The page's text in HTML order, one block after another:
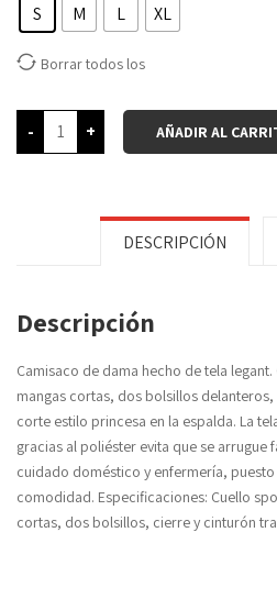
S M L XL
Borrar todos los
- + AÑADIR AL
DESCRIPCIÓN
Descripción
Camisaco de dama hecho de tela
mangas cortas, dos bolsillos
corte estilo princesa en la espalda. La
gracias al poliéster evita que se arrugue
cuidado doméstico y enfermería,
comodidad. Especificaciones: Cuello
cortas, dos bolsillos, cierre y cinturón